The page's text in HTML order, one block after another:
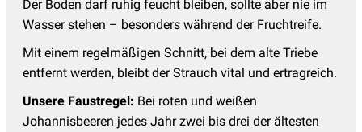
Der Boden darf ruhig feucht bleiben, sollte aber nie im
Wasser stehen – besonders während der Fruchtreife.
Mit einem regelmäßigen Schnitt, bei dem alte Triebe
entfernt werden, bleibt der Strauch vital und ertragreich.
Unsere Faustregel: Bei roten und weißen
Johannisbeeren jedes Jahr zwei bis drei der ältesten